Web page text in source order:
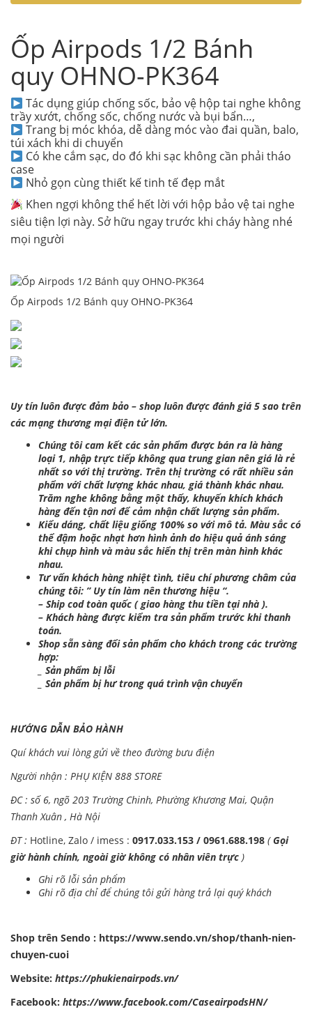
Ốp Airpods 1/2 Bánh
quy OHNO-PK364
Tác dụng giúp chống sốc, bảo vệ hộp tai nghe không
trầy xướt, chống sốc, chống nước và bụi bẩn…,
Trang bị móc khóa, dễ dàng móc vào đai quần, balo,
túi xách khi di chuyển
Có khe cắm sạc, do đó khi sạc không cần phải tháo
case
Nhỏ gọn cùng thiết kế tinh tế đẹp mắt
Khen ngợi không thể hết lời với hộp bảo vệ tai nghe
siêu tiện lợi này. Sở hữu ngay trước khi cháy hàng nhé
mọi người
Ốp Airpods 1/2 Bánh quy OHNO-PK364
Uy tín luôn được đảm bảo – shop luôn được đánh giá 5 sao trên
các mạng thương mại điện tử lớn.
Chúng tôi cam kết các sản phẩm được bán ra là hàng
loại 1, nhập trực tiếp không qua trung gian nên giá là rẻ
nhất so với thị trường. Trên thị trường có rất nhiều sản
phẩm với chất lượng khác nhau, giá thành khác nhau.
Trăm nghe không bằng một thấy, khuyến khích khách
hàng đến tận nơi để cảm nhận chất lượng sản phẩm.
Kiểu dáng, chất liệu giống 100% so với mô tả. Màu sắc có
thể đậm hoặc nhạt hơn hình ảnh do hiệu quả ánh sáng
khi chụp hình và màu sắc hiển thị trên màn hình khác
nhau.
Tư vấn khách hàng nhiệt tình, tiêu chí phương châm của
chúng tôi: ” Uy tín làm nên thương hiệu “.
– Ship cod toàn quốc ( giao hàng thu tiền tại nhà ).
– Khách hàng được kiểm tra sản phẩm trước khi thanh
toán.
Shop sẵn sàng đổi sản phẩm cho khách trong các trường
hợp:
_ Sản phẩm bị lỗi
_ Sản phẩm bị hư trong quá trình vận chuyển
HƯỚNG DẪN BẢO HÀNH
Quí khách vui lòng gửi về theo đường bưu điện
Người nhận : PHỤ KIỆN 888 STORE
ĐC : số 6, ngõ 203 Trường Chinh, Phường Khương Mai, Quận
Thanh Xuân , Hà Nội
ĐT : Hotline, Zalo / imess : 0917.033.153 / 0961.688.198 ( Gọi
giờ hành chính, ngoài giờ không có nhân viên trực )
Ghi rõ lỗi sản phẩm
Ghi rõ địa chỉ để chúng tôi gửi hàng trả lại quý khách
Shop trên Sendo : https://www.sendo.vn/shop/thanh-nien-
chuyen-cuoi
Website: https://phukienairpods.vn/
Facebook: https://www.facebook.com/CaseairpodsHN/